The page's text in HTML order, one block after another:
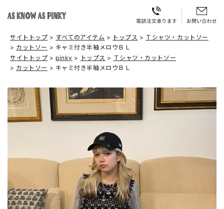
サイトトップ すべてのアイテム トップス
Ｔシャツ・カットソー
カットソー
キャミ付き半袖メロウＢＬ
サイトトップ
pinky トップス
Ｔシャツ・カットソー
カットソー
キャミ付き半袖メロウＢＬ